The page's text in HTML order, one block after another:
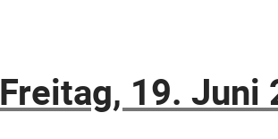
Freitag, 19. Juni